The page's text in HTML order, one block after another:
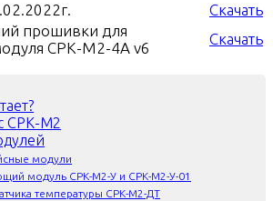
Скачать
прошивки для
СРК-М2-4А v6
Скачать
СРК-М2
модули
модуль СРК-М2-У и СРК-М2-У-01
температуры СРК-М2-ДТ